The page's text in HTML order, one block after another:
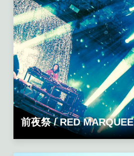
前夜祭 / RED MARQUEE